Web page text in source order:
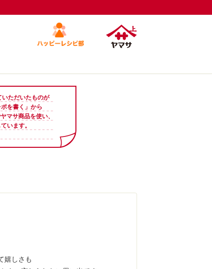
ただいたものが
を書く」から
マサ商品を使い、
います。
嬉しさも